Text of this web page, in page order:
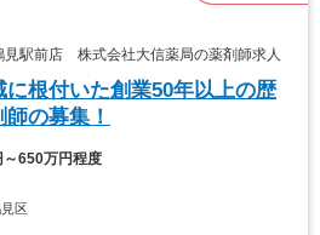
駅前店 株式会社大信薬局の薬剤師求人
に根付いた創業50年以上の歴
の募集！
～650万円程度
区